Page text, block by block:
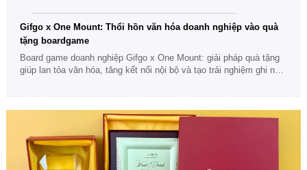
Gifgo x One Mount: Thổi hồn văn hóa doanh nghiệp vào quà
tặng boardgame
Board game doanh nghiệp Gifgo x One Mount: giải pháp quà tặng
giúp lan tỏa văn hóa, tăng kết nối nội bộ và tạo trải nghiệm ghi nhớ